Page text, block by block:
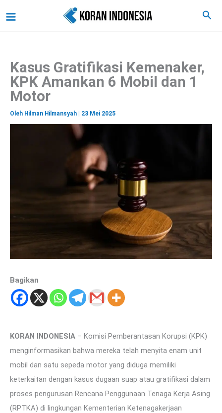
ke
Cari
Kasus Gratifikasi Kemenaker,
KPK Amankan 6 Mobil dan 1
Motor
Oleh Hilman Hilmansyah 23 Mei 2025
Bagikan
KORAN INDONESIA – Komisi Pemberantasan Korupsi (KPK)
menginformasikan bahwa mereka telah menyita enam unit
mobil dan satu sepeda motor yang diduga memiliki
keterkaitan dengan kasus dugaan suap atau gratifikasi dalam
proses pengurusan Rencana Penggunaan Tenaga Kerja Asing
(RPTKA) di lingkungan Kementerian Ketenagakerjaan
a